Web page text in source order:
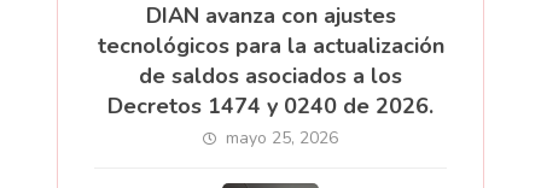
DIAN avanza con ajustes
tecnológicos para la actualización
de saldos asociados a los
Decretos 1474 y 0240 de 2026.
mayo 25, 2026